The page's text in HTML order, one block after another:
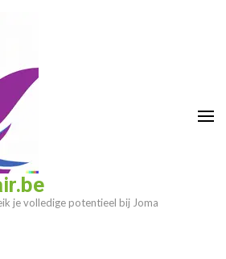
je volledige potentieel bij Joma